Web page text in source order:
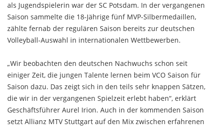
als Jugendspielerin war der SC Potsdam. In der vergangenen
Saison sammelte die 18-Jährige fünf MVP-Silbermedaillen,
zählte fernab der regulären Saison bereits zur deutschen
Volleyball-Auswahl in internationalen Wettbewerben.
„Wir beobachten den deutschen Nachwuchs schon seit
einiger Zeit, die jungen Talente lernen beim VCO Saison für
Saison dazu. Das zeigt sich in den teils sehr knappen Sätzen,
die wir in der vergangenen Spielzeit erlebt haben“, erklärt
Geschäftsführer Aurel Irion. Auch in der kommenden Saison
setzt Allianz MTV Stuttgart auf den Mix zwischen erfahrenen